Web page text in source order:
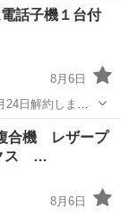
話子機１台付
8月6日
願い致します。
合機 レザープ
ス …
8月6日